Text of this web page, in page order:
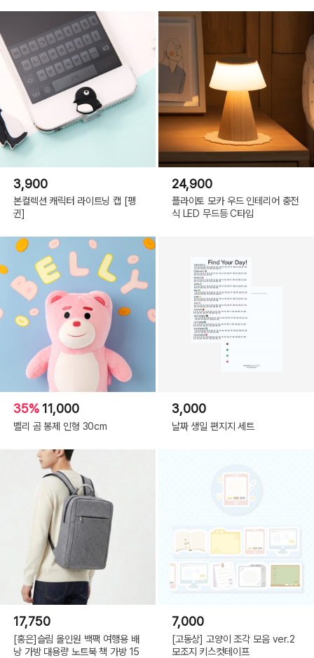
H90mm x W90mm x D7mm
제조국
제조사
수입/판매원
(주)텐바이텐
(C) 10X10.INC 2022(or COPYRIGHT(C) 2022 ALL RIGHTS RESERVED BY
3,900
본컬렉션 캐릭터 라이트닝 캡 [펭
귄]
24,900
플라이토 모카 우드 인테리어 충전
식 LED 무드등 C타입
35% 11,000
벨리 곰 봉제 인형 30cm
3,000
날짜 생일 편지지 세트
17,750
[홍은]슬림 올인원 백팩 여행용 배
낭 가방 대용량 노트북 책 가방 15
7,000
[고동상] 고양이 조각 모음 ver.2
모조지 키스컷테이프